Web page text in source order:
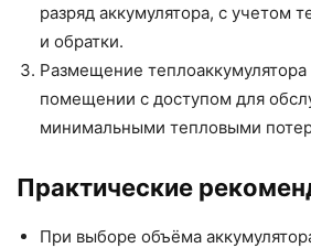
разряд аккумулятора, с учетом
и обратки.
Размещение
помещении с доступом для
минимальными тепловыми
Практические
При выборе объёма